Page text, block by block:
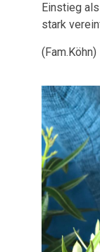
Einstieg
stark
(Fam.Köhn)